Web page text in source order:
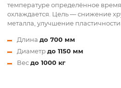
температуре определённое
охлаждается. Цель — снижение
металла, улучшение
Длина до 700 мм
Диаметрдо 1150 мм
Весдо 1000 кг